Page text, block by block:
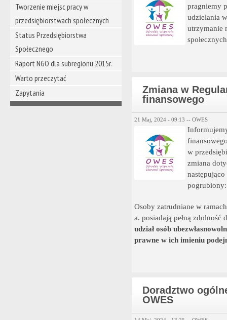
Tworzenie miejsc pracy w
przedsiębiorstwach społecznych
Status Przedsiębiorstwa
Społecznego
Raport NGO dla subregionu 2015r.
Warto przeczytać
Zapytania
pragniemy
udzielania
utrzymanie
Zmiana w
finansowego
21 Maj, 2024 - 09:13 -- OWES
w
zmiana
następująco
pogrubiony:
Osoby zatrudniane w
a. posiadają pełną zdolność
udział osób
prawne w ich imieniu
Doradztwo
OWES